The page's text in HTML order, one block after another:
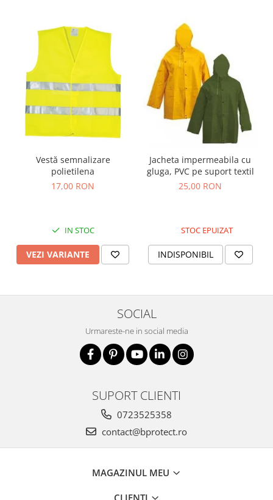
Vestă semnalizare
polietilena
17,00 RON
IN STOC
VEZI VARIANTE
Jacheta impermeabila cu
gluga, PVC pe suport textil
25,00 RON
STOC EPUIZAT
INDISPONIBIL
SOCIAL
Urmareste-ne in social media
SUPORT CLIENTI
0723525358
contact@bprotect.ro
MAGAZINUL MEU
CLIENTI